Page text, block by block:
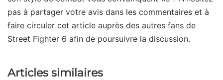
pas à partager votre avis dans les commentaires et à
faire circuler cet article auprès des autres fans de
Street Fighter 6 afin de poursuivre la discussion.
Articles similaires